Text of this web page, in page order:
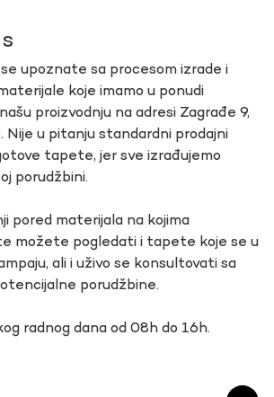
upoznate sa procesom izrade i
koje imamo u ponudi
proizvodnju na adresi Zagrađe 9,
Nije u pitanju standardni prodajni
tapete, jer sve izrađujemo
porudžbini.
pored materijala na kojima
možete pogledati i tapete koje se u
ali i uživo se konsultovati sa
porudžbine.
radnog dana od 08h do 16h.